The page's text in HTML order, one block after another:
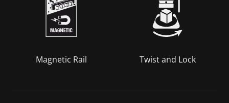
Magnetic Rail Twist and Lock